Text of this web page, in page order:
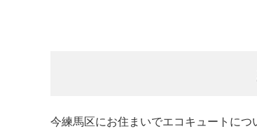
今練馬区にお住まいでエコキュートにつ